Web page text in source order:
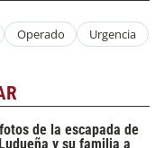
Operado Urgencia
de la escapada de
y su familia a